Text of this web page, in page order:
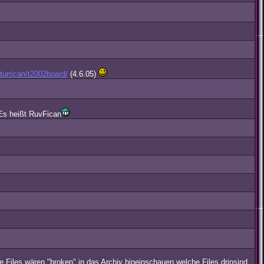
t2002board/ (4.6.05)
heißt RuvFican
wären "broken" in das Archiv hineinschauen welche Files drinsind